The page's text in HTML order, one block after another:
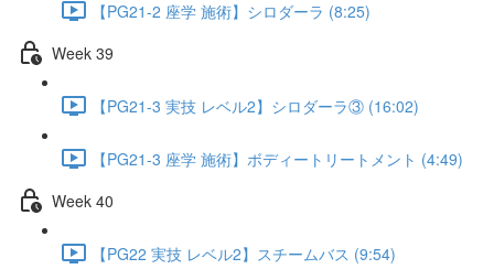
【PG21-2 座学 施術】シロダーラ (8:25)
Week 39
【PG21-3 実技 レベル2】シロダーラ③ (16:02)
【PG21-3 座学 施術】ボディートリートメント (4:49)
Week 40
【PG22 実技 レベル2】スチームバス (9:54)